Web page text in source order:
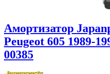
Амортизатор
Peugeot 605 1989-
00385